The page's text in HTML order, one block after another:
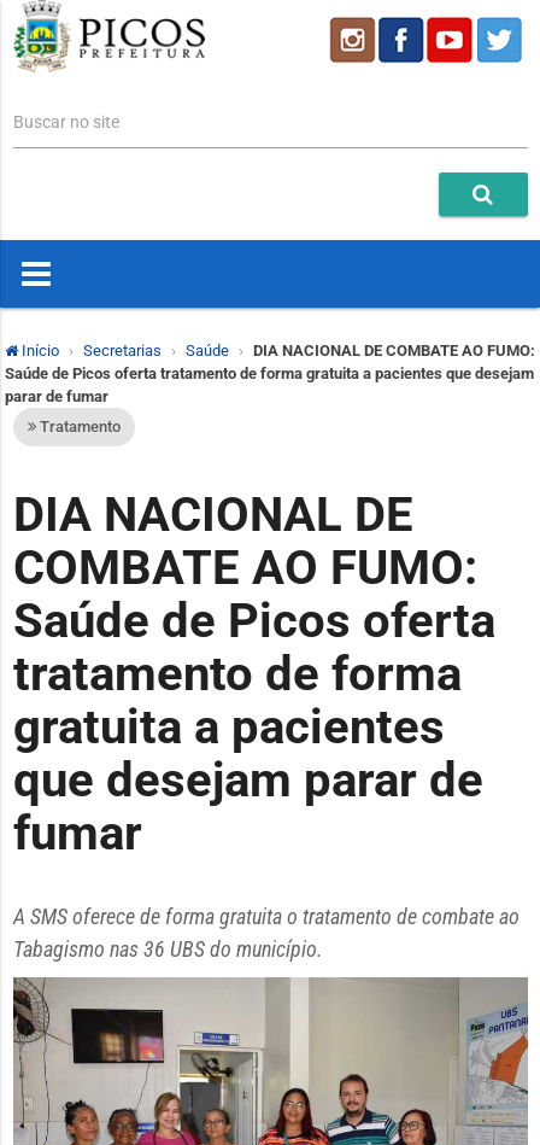
Buscar no site
Início Secretarias Saúde
DIA NACIONAL DE COMBATE AO FUMO:
Saúde de Picos oferta tratamento de forma gratuita a pacientes que desejam
parar de fumar
Tratamento
DIA NACIONAL DE
COMBATE AO FUMO:
Saúde de Picos oferta
tratamento de forma
gratuita a pacientes
que desejam parar de
fumar
A SMS oferece de forma gratuita o tratamento de combate ao
Tabagismo nas 36 UBS do município.